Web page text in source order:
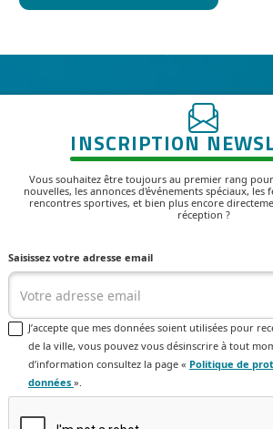
INSCRIPTION
Vous souhaitez être toujours au premier rang
nouvelles, les annonces d'événements spéciaux, les
rencontres sportives, et bien plus encore
réception ?
Saisissez votre adresse email
J’accepte que mes données soient utilisées pour
de la ville, vous pouvez vous désinscrire à tout
d’information consultez la page « Politique de
données ».